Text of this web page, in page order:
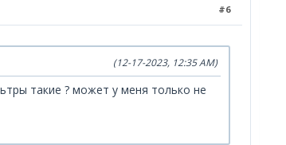
#6
(12-17-2023, 12:35 AM)
такие ? может у меня только не